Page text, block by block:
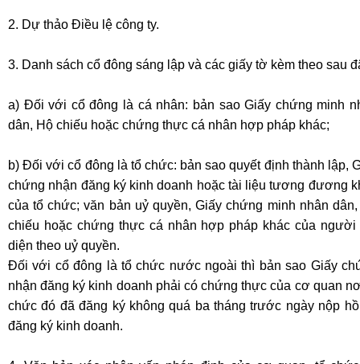
2. Dự thảo Điều lệ công ty.
3. Danh sách cổ đông sáng lập và các giấy tờ kèm theo sau
a) Đối với cổ đông là cá nhân: bản sao Giấy chứng minh
dân, Hộ chiếu hoặc chứng thực cá nhân hợp pháp khác;
b) Đối với cổ đông là tổ chức: bản sao quyết định thành lập,
chứng nhận đăng ký kinh doanh hoặc tài liệu tương đương
của tổ chức; văn bản uỷ quyền, Giấy chứng minh nhân
chiếu hoặc chứng thực cá nhân hợp pháp khác của người
diện theo uỷ quyền.
Đối với cổ đông là tổ chức nước ngoài thì bản sao Giấy
nhận đăng ký kinh doanh phải có chứng thực của cơ quan
chức đó đã đăng ký không quá ba tháng trước ngày nộp
đăng ký kinh doanh.